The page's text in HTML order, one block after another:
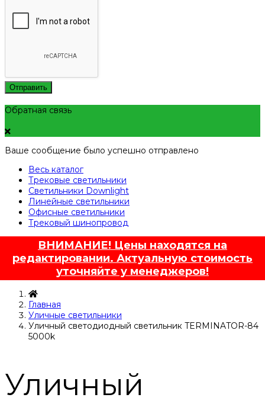
Отправить
Обратная связь
Ваше сообщение было успешно отправлено
Весь каталог
Трековые светильники
Светильники Downlight
Линейные светильники
Офисные светильники
Трековый шинопровод
ВНИМАНИЕ! Цены находятся на
редактировании. Актуальную стоимость
уточняйте у менеджеров!
Главная
Уличные светильники
Уличный светодиодный светильник TERMINATOR-84
5000k
Уличный